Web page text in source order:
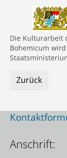
Die Kulturarbeit
Bohemicum
Zurück
Anschrift: